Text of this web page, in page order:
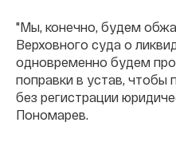
"Мы, конечно, будем
Верховного суда о
одновременно будем
поправки в устав, чтобы
без регистрации
Пономарев.